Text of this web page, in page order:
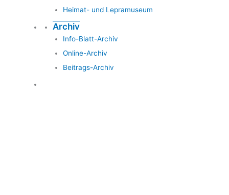
Heimat- und Lepramuseum
Archiv
Info-Blatt-Archiv
Online-Archiv
Beitrags-Archiv